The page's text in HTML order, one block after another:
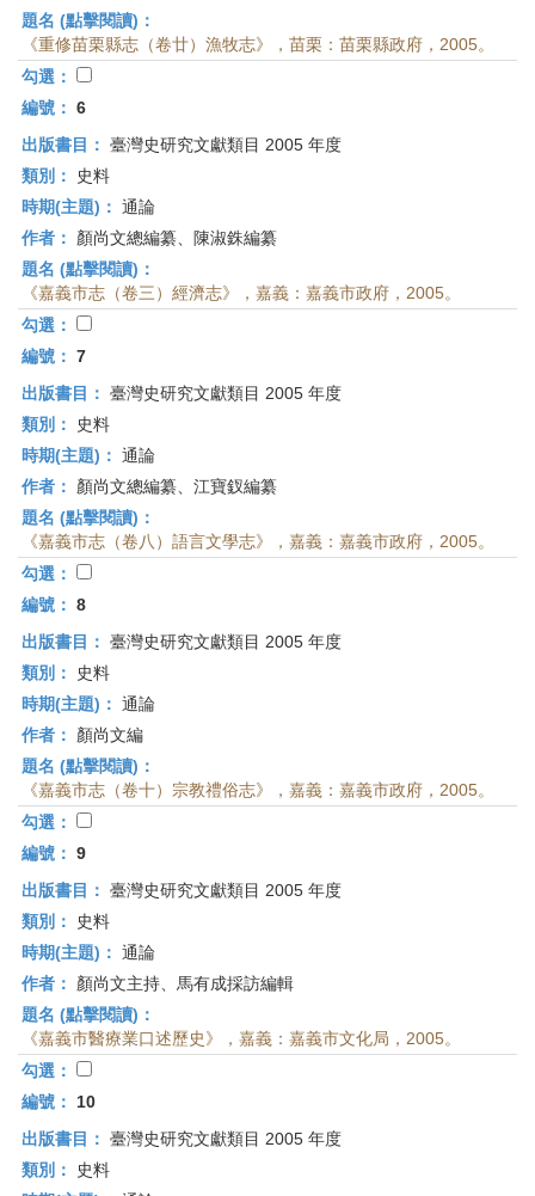
題名 (點擊閱讀)：
《重修苗栗縣志（卷廿）漁牧志》，苗栗：苗栗縣政府，2005。
勾選：
編號： 6
出版書目： 臺灣史研究文獻類目 2005 年度
類別：
史料
時期(主題)： 通論
作者：
顏尚文總編纂、陳淑銖編纂
題名 (點擊閱讀)：
《嘉義市志（卷三）經濟志》，嘉義：嘉義市政府，2005。
勾選：
編號： 7
出版書目： 臺灣史研究文獻類目 2005 年度
類別：
史料
時期(主題)： 通論
作者：
顏尚文總編纂、江寶釵編纂
題名 (點擊閱讀)：
《嘉義市志（卷八）語言文學志》，嘉義：嘉義市政府，2005。
勾選：
編號： 8
出版書目： 臺灣史研究文獻類目 2005 年度
類別：
史料
時期(主題)： 通論
作者：
顏尚文編
題名 (點擊閱讀)：
《嘉義市志（卷十）宗教禮俗志》，嘉義：嘉義市政府，2005。
勾選：
編號： 9
出版書目： 臺灣史研究文獻類目 2005 年度
類別：
史料
時期(主題)： 通論
作者：
顏尚文主持、馬有成採訪編輯
題名 (點擊閱讀)：
《嘉義市醫療業口述歷史》，嘉義：嘉義市文化局，2005。
勾選：
編號：
10
出版書目： 臺灣史研究文獻類目 2005 年度
類別：
史料